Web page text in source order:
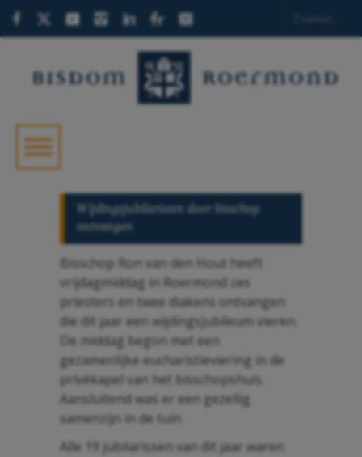
Wijdingsjubilarissen door bisschop
ontvangen
Bisschop Ron van den Hout heeft
vrijdagmiddag in Roermond zes
priesters en twee diakens ontvangen
die dit jaar een wijdingsjubileum vieren.
De middag begon met een
gezamenlijke eucharistieviering in de
privékapel van het bisschopshuis.
Aansluitend was er een gezellig
samenzijn in de tuin.
Alle 19 jubilarissen van dit jaar waren